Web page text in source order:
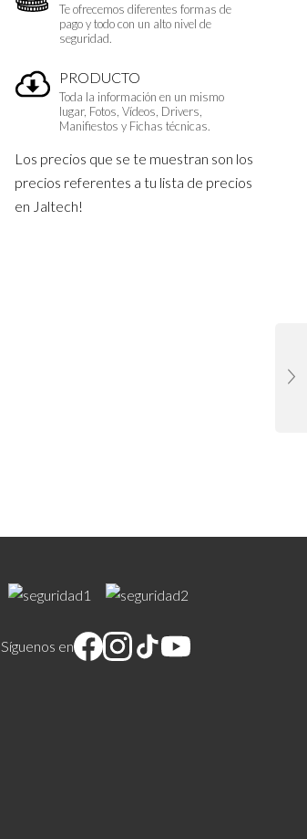
Te ofrecemos diferentes formas de
pago y todo con un alto nivel de
seguridad.
PRODUCTO
Toda la información en un mismo
lugar, Fotos, Vídeos, Drivers,
Manifiestos y Fichas técnicas.
Los precios que se te muestran son los
precios referentes a tu lista de precios
en Jaltech!
Síguenos en